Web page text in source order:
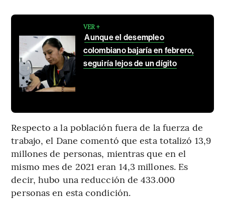
VER +
Aunque el desempleo
colombiano bajaría en febrero,
seguiría lejos de un dígito
Respecto a la población fuera de la fuerza de
trabajo, el Dane comentó que esta totalizó 13,9
millones de personas, mientras que en el
mismo mes de 2021 eran 14,3 millones. Es
decir, hubo una reducción de 433.000
personas en esta condición.